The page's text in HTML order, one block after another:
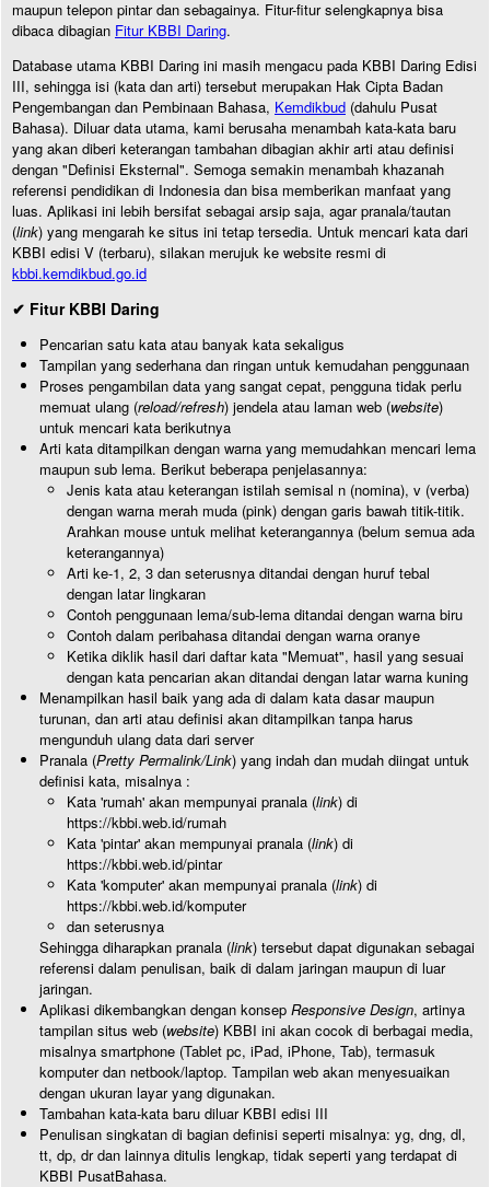
maupun telepon pintar dan sebagainya. Fitur-fitur selengkapnya bisa
dibaca dibagian Fitur KBBI Daring.
Database utama KBBI Daring ini masih mengacu pada KBBI Daring Edisi
III, sehingga isi (kata dan arti) tersebut merupakan Hak Cipta Badan
Pengembangan dan Pembinaan Bahasa, Kemdikbud (dahulu Pusat
Bahasa). Diluar data utama, kami berusaha menambah kata-kata baru
yang akan diberi keterangan tambahan dibagian akhir arti atau definisi
dengan "Definisi Eksternal". Semoga semakin menambah khazanah
referensi pendidikan di Indonesia dan bisa memberikan manfaat yang
luas. Aplikasi ini lebih bersifat sebagai arsip saja, agar pranala/tautan
(link) yang mengarah ke situs ini tetap tersedia. Untuk mencari kata dari
KBBI edisi V (terbaru), silakan merujuk ke website resmi di
kbbi.kemdikbud.go.id
✔ Fitur KBBI Daring
Pencarian satu kata atau banyak kata sekaligus
Tampilan yang sederhana dan ringan untuk kemudahan penggunaan
Proses pengambilan data yang sangat cepat, pengguna tidak perlu
memuat ulang (reload/refresh) jendela atau laman web (website)
untuk mencari kata berikutnya
Arti kata ditampilkan dengan warna yang memudahkan mencari lema
maupun sub lema. Berikut beberapa penjelasannya:
Jenis kata atau keterangan istilah semisal n (nomina), v (verba)
dengan warna merah muda (pink) dengan garis bawah titik-titik.
Arahkan mouse untuk melihat keterangannya (belum semua ada
keterangannya)
Arti ke-1, 2, 3 dan seterusnya ditandai dengan huruf tebal
dengan latar lingkaran
Contoh penggunaan lema/sub-lema ditandai dengan warna biru
Contoh dalam peribahasa ditandai dengan warna oranye
Ketika diklik hasil dari daftar kata "Memuat", hasil yang sesuai
dengan kata pencarian akan ditandai dengan latar warna kuning
Menampilkan hasil baik yang ada di dalam kata dasar maupun
turunan, dan arti atau definisi akan ditampilkan tanpa harus
mengunduh ulang data dari server
Pranala (Pretty Permalink/Link) yang indah dan mudah diingat untuk
definisi kata, misalnya :
Kata 'rumah' akan mempunyai pranala (link) di
https://kbbi.web.id/rumah
Kata 'pintar' akan mempunyai pranala (link) di
https://kbbi.web.id/pintar
Kata 'komputer' akan mempunyai pranala (link) di
https://kbbi.web.id/komputer
dan seterusnya
Sehingga diharapkan pranala (link) tersebut dapat digunakan sebagai
referensi dalam penulisan, baik di dalam jaringan maupun di luar
jaringan.
Aplikasi dikembangkan dengan konsep Responsive Design, artinya
tampilan situs web (website) KBBI ini akan cocok di berbagai media,
misalnya smartphone (Tablet pc, iPad, iPhone, Tab), termasuk
komputer dan netbook/laptop. Tampilan web akan menyesuaikan
dengan ukuran layar yang digunakan.
Tambahan kata-kata baru diluar KBBI edisi III
Penulisan singkatan di bagian definisi seperti misalnya: yg, dng, dl,
tt, dp, dr dan lainnya ditulis lengkap, tidak seperti yang terdapat di
KBBI PusatBahasa.